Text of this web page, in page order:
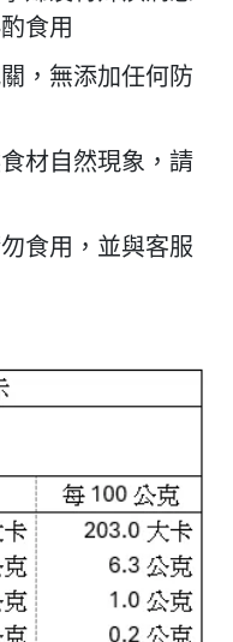
食用
，無添加任何防
材自然現象，請
食用，並與客服